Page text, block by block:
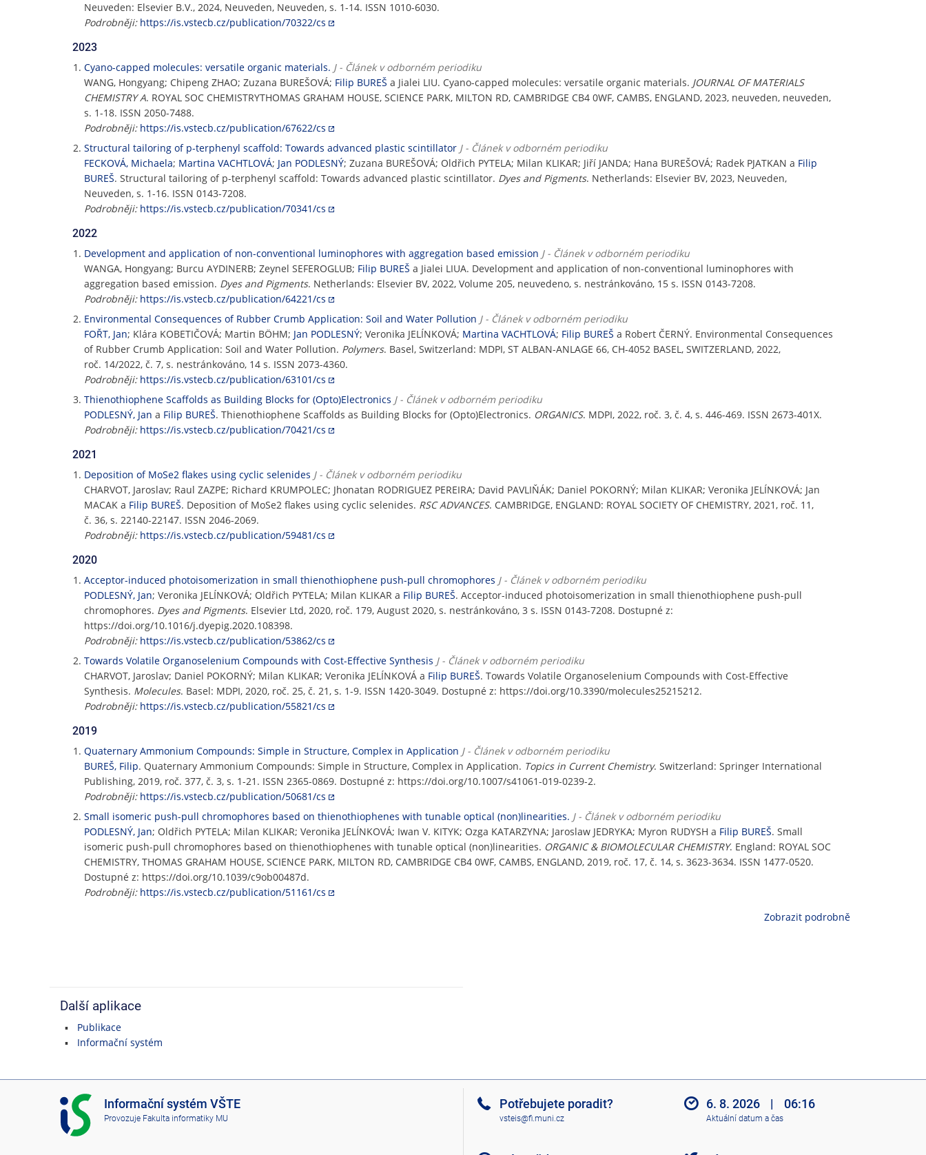
Neuveden: Elsevier B.V., 2024, Neuveden, Neuveden, s. 1-14. ISSN 1010-6030.
Podrobněji: https://is.vstecb.cz/publication/70322/cs
2023
Cyano-capped molecules: versatile organic materials. J - Článek v odborném periodiku
WANG, Hongyang; Chipeng ZHAO; Zuzana BUREŠOVÁ; Filip BUREŠ a Jialei LIU. Cyano-capped molecules: versatile organic materials. JOURNAL OF MATERIALS
CHEMISTRY A. ROYAL SOC CHEMISTRYTHOMAS GRAHAM HOUSE, SCIENCE PARK, MILTON RD, CAMBRIDGE CB4 0WF, CAMBS, ENGLAND, 2023, neuveden, neuveden,
s. 1-18. ISSN 2050-7488.
Podrobněji: https://is.vstecb.cz/publication/67622/cs
Structural tailoring of p-terphenyl scaffold: Towards advanced plastic scintillator J - Článek v odborném periodiku
FECKOVÁ, Michaela; Martina VACHTLOVÁ; Jan PODLESNÝ; Zuzana BUREŠOVÁ; Oldřich PYTELA; Milan KLIKAR; Jiří JANDA; Hana BUREŠOVÁ; Radek PJATKAN a Filip
BUREŠ. Structural tailoring of p-terphenyl scaffold: Towards advanced plastic scintillator. Dyes and Pigments. Netherlands: Elsevier BV, 2023, Neuveden,
Neuveden, s. 1-16. ISSN 0143-7208.
Podrobněji: https://is.vstecb.cz/publication/70341/cs
2022
Development and application of non-conventional luminophores with aggregation based emission J - Článek v odborném periodiku
WANGA, Hongyang; Burcu AYDINERB; Zeynel SEFEROGLUB; Filip BUREŠ a Jialei LIUA. Development and application of non-conventional luminophores with
aggregation based emission. Dyes and Pigments. Netherlands: Elsevier BV, 2022, Volume 205, neuvedeno, s. nestránkováno, 15 s. ISSN 0143-7208.
Podrobněji: https://is.vstecb.cz/publication/64221/cs
Environmental Consequences of Rubber Crumb Application: Soil and Water Pollution J - Článek v odborném periodiku
FOŘT, Jan; Klára KOBETIČOVÁ; Martin BÖHM; Jan PODLESNÝ; Veronika JELÍNKOVÁ; Martina VACHTLOVÁ; Filip BUREŠ a Robert ČERNÝ. Environmental Consequences
of Rubber Crumb Application: Soil and Water Pollution. Polymers. Basel, Switzerland: MDPI, ST ALBAN-ANLAGE 66, CH-4052 BASEL, SWITZERLAND, 2022,
roč. 14/2022, č. 7, s. nestránkováno, 14 s. ISSN 2073-4360.
Podrobněji: https://is.vstecb.cz/publication/63101/cs
Thienothiophene Scaffolds as Building Blocks for (Opto)Electronics J - Článek v odborném periodiku
PODLESNÝ, Jan a Filip BUREŠ. Thienothiophene Scaffolds as Building Blocks for (Opto)Electronics. ORGANICS. MDPI, 2022, roč. 3, č. 4, s. 446-469. ISSN 2673-401X.
Podrobněji: https://is.vstecb.cz/publication/70421/cs
2021
Deposition of MoSe2 flakes using cyclic selenides J - Článek v odborném periodiku
CHARVOT, Jaroslav; Raul ZAZPE; Richard KRUMPOLEC; Jhonatan RODRIGUEZ PEREIRA; David PAVLIŇÁK; Daniel POKORNÝ; Milan KLIKAR; Veronika JELÍNKOVÁ; Jan
MACAK a Filip BUREŠ. Deposition of MoSe2 flakes using cyclic selenides. RSC ADVANCES. CAMBRIDGE, ENGLAND: ROYAL SOCIETY OF CHEMISTRY, 2021, roč. 11,
č. 36, s. 22140-22147. ISSN 2046-2069.
Podrobněji: https://is.vstecb.cz/publication/59481/cs
2020
Acceptor-induced photoisomerization in small thienothiophene push-pull chromophores J - Článek v odborném periodiku
PODLESNÝ, Jan; Veronika JELÍNKOVÁ; Oldřich PYTELA; Milan KLIKAR a Filip BUREŠ. Acceptor-induced photoisomerization in small thienothiophene push-pull
chromophores. Dyes and Pigments. Elsevier Ltd, 2020, roč. 179, August 2020, s. nestránkováno, 3 s. ISSN 0143-7208. Dostupné z:
https://doi.org/10.1016/j.dyepig.2020.108398.
Podrobněji: https://is.vstecb.cz/publication/53862/cs
Towards Volatile Organoselenium Compounds with Cost-Effective Synthesis J - Článek v odborném periodiku
CHARVOT, Jaroslav; Daniel POKORNÝ; Milan KLIKAR; Veronika JELÍNKOVÁ a Filip BUREŠ. Towards Volatile Organoselenium Compounds with Cost-Effective
Synthesis. Molecules. Basel: MDPI, 2020, roč. 25, č. 21, s. 1-9. ISSN 1420-3049. Dostupné z: https://doi.org/10.3390/molecules25215212.
Podrobněji: https://is.vstecb.cz/publication/55821/cs
2019
Quaternary Ammonium Compounds: Simple in Structure, Complex in Application J - Článek v odborném periodiku
BUREŠ, Filip. Quaternary Ammonium Compounds: Simple in Structure, Complex in Application. Topics in Current Chemistry. Switzerland: Springer International
Publishing, 2019, roč. 377, č. 3, s. 1-21. ISSN 2365-0869. Dostupné z: https://doi.org/10.1007/s41061-019-0239-2.
Podrobněji: https://is.vstecb.cz/publication/50681/cs
Small isomeric push-pull chromophores based on thienothiophenes with tunable optical (non)linearities. J - Článek v odborném periodiku
PODLESNÝ, Jan; Oldřich PYTELA; Milan KLIKAR; Veronika JELÍNKOVÁ; Iwan V. KITYK; Ozga KATARZYNA; Jaroslaw JEDRYKA; Myron RUDYSH a Filip BUREŠ. Small
isomeric push-pull chromophores based on thienothiophenes with tunable optical (non)linearities. ORGANIC & BIOMOLECULAR CHEMISTRY. England: ROYAL SOC
CHEMISTRY, THOMAS GRAHAM HOUSE, SCIENCE PARK, MILTON RD, CAMBRIDGE CB4 0WF, CAMBS, ENGLAND, 2019, roč. 17, č. 14, s. 3623-3634. ISSN 1477-0520.
Dostupné z: https://doi.org/10.1039/c9ob00487d.
Podrobněji: https://is.vstecb.cz/publication/51161/cs
Zobrazit podrobně
Další aplikace
Publikace
Informační systém
I
S
V
Informační systém VŠTE
Provozuje Fakulta informatiky MU
Potřebujete poradit?
vsteis@fi.muni.cz
6. 8. 2026 | 06:16
Aktuální datum a čas